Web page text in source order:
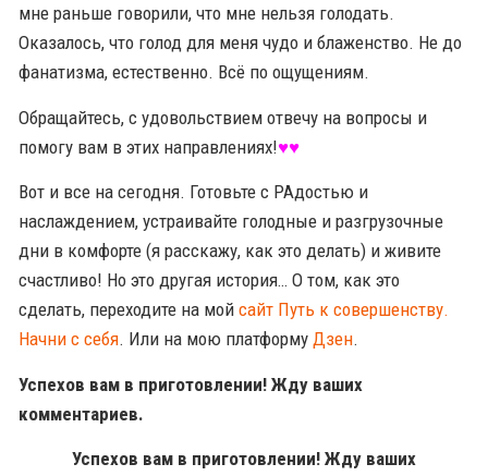
мне раньше говорили, что мне нельзя голодать.
Оказалось, что голод для меня чудо и блаженство. Не до
фанатизма, естественно. Всё по ощущениям.
Обращайтесь, с удовольствием отвечу на вопросы и
помогу вам в этих направлениях!♥♥
Вот и все на сегодня. Готовьте с РАдостью и
наслаждением, устраивайте голодные и разгрузочные
дни в комфорте (я расскажу, как это делать) и живите
счастливо! Но это другая история… О том, как это
сделать, переходите на мой сайт Путь к совершенству.
Начни с себя. Или на мою платформу Дзен.
Успехов вам в приготовлении! Жду ваших
комментариев.
Успехов вам в приготовлении! Жду ваших